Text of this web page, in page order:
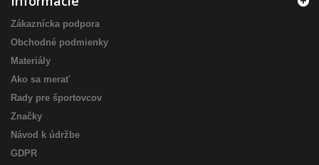
Zákaznícka podpora
Obchodné podmienky
Materiály
Ako sa merať
Rady pre športovcov
Značky
Návod k údržbe
GDPR